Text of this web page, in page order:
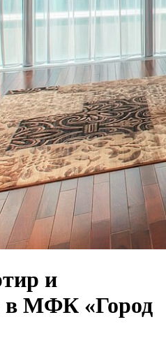
и
в МФК «Город